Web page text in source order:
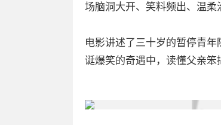
场脑洞大开、笑料频出、温柔
电影讲述了三十岁的暂停青
诞爆笑的奇遇中，读懂父亲笨